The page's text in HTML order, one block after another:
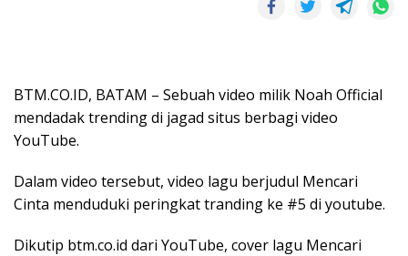
BTM.CO.ID, BATAM – Sebuah video milik Noah Official
mendadak trending di jagad situs berbagi video
YouTube.
Dalam video tersebut, video lagu berjudul Mencari
Cinta menduduki peringkat tranding ke #5 di youtube.
Dikutip btm.co.id dari YouTube, cover lagu Mencari